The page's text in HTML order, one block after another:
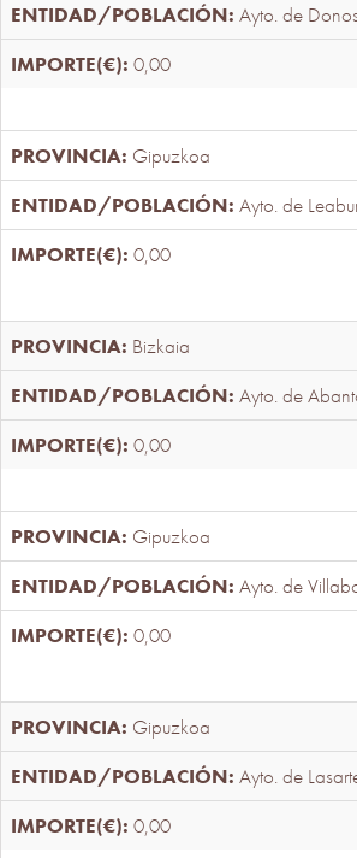
Ayto. de
0,00
Gipuzkoa
Ayto. de
0,00
Bizkaia
Ayto. de
0,00
Gipuzkoa
Ayto. de
0,00
Gipuzkoa
Ayto. de
0,00